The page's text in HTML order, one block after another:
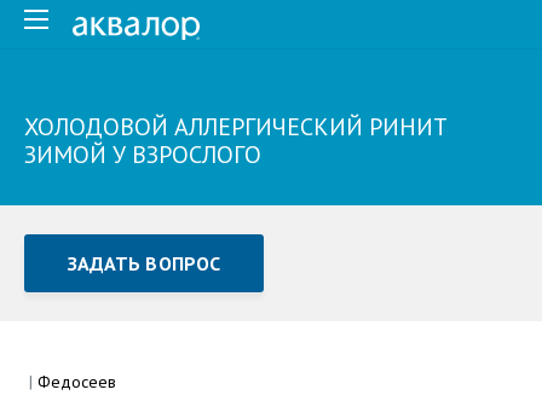
ХОЛОДОВОЙ АЛЛЕРГИЧЕСКИЙ РИНИТ
ЗИМОЙ У ВЗРОСЛОГО
ЗАДАТЬ ВОПРОС
| Федосеев